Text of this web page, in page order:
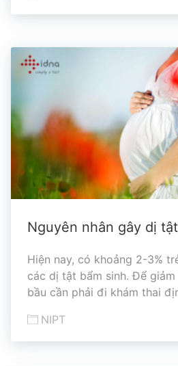
Nguyên nhân gây dị
Hiện nay, có khoảng 2-3%
các dị tật bẩm sinh. Để
bầu cần phải đi khám thai
NIPT